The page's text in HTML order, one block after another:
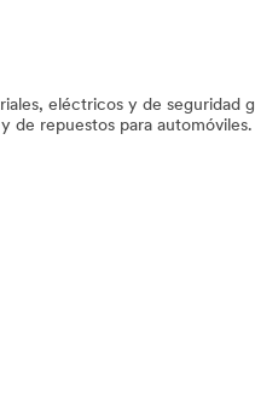
eléctricos y de seguridad
de repuestos para